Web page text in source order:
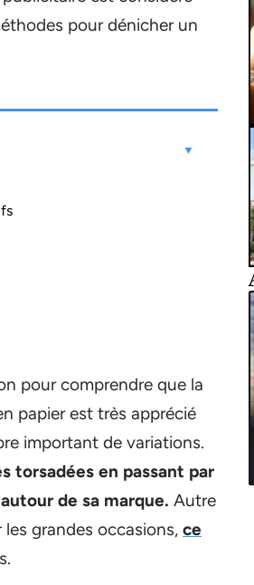
pour dénicher un
pour comprendre que la
papier est très apprécié
important de variations.
torsadées en passant par
de sa marque. Autre
grandes occasions, ce